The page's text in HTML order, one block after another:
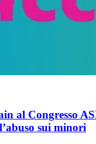
al Congresso
sui minori